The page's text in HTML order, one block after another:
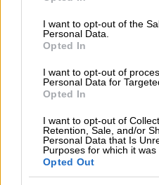
use your data for below
consent section.
I want to opt-out of the
Personal Data.
Opted In
I want to opt-out of
Personal Data for
Opted In
I want to opt-out of
Retention, Sale, and/or
Personal Data that Is
Purposes for which it was
Opted Out
Με τους
«Σοκολατορίχτες»,
«Σοκολατοδρομίες»,
«Σοκολατοπαίχτες»
υπό τη συνοδεία
σκόρπισαν ανάσα
σε όλο τον κόσμο που
πεζοδρόμια και στην